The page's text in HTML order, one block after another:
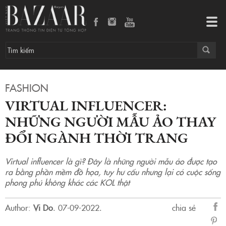
FASHION
VIRTUAL INFLUENCER:
NHỮNG NGƯỜI MẪU ẢO THAY
ĐỔI NGÀNH THỜI TRANG
Virtual influencer là gì? Đây là những người mẫu ảo được tạo
ra bằng phần mềm đồ họa, tuy hư cấu nhưng lại có cuộc sống
phong phú không khác các KOL thật
Author: Vi Do. 07-09-2022.
chia sẻ
sẻ